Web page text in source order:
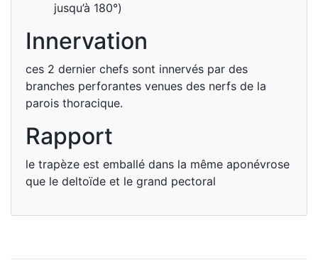
jusqu’à 180°)
Innervation
ces 2 dernier chefs sont innervés par des
branches perforantes venues des nerfs de la
parois thoracique.
Rapport
le trapèze est emballé dans la même aponévrose
que le deltoïde et le grand pectoral